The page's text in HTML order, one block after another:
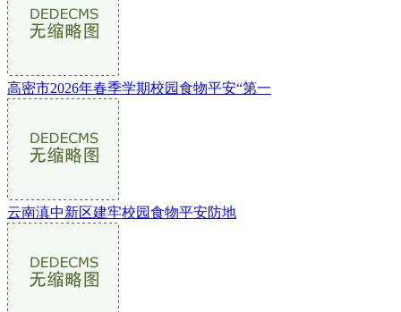
高密市2026年春季学期校园食物平安“第一
云南滇中新区建牢校园食物平安防地